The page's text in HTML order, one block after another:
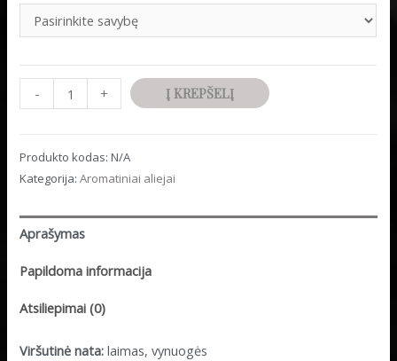
Quantity
-
produkto
kiekis:
aliejus
"Cigarai
viskis"
Quantity
+ Į KREPŠELĮ
Produkto kodas:N/A
Kategorija:Aromatiniai aliejai
Aprašymas
Papildoma informacija
Atsiliepimai (0)
Viršutinė nata: laimas, vynuogės